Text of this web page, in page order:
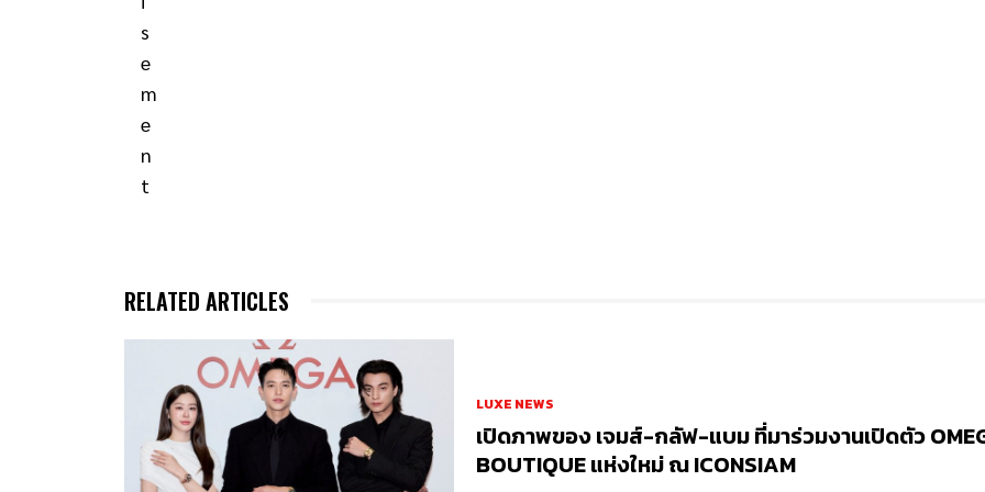
RELATED ARTICLES
LUXE NEWS
เปิดภาพของ เจมส์-กลัฟ-แบม ที่มาร่วมงานเปิดตัว
BOUTIQUE แห่งใหม่ ณ ICONSIAM